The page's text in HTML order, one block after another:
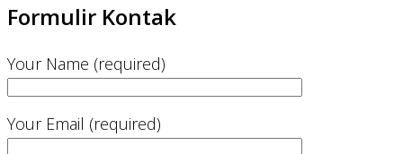
Formulir Kontak
Your Name (required)
Your Email (required)